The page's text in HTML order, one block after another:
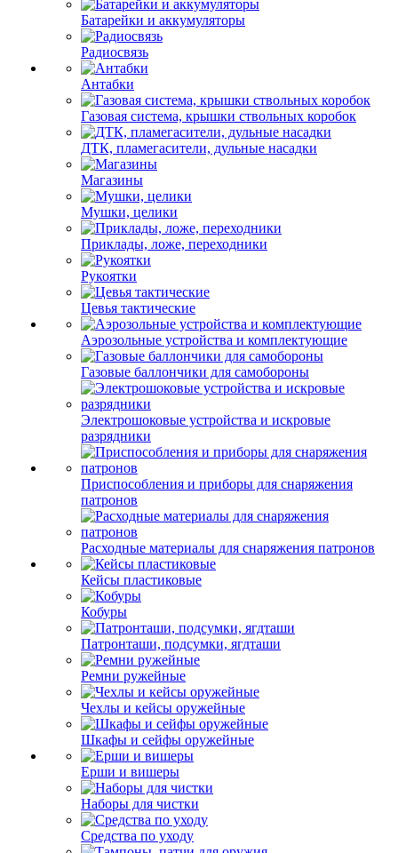
Батарейки и аккумуляторы
Радиосвязь
Антабки
Газовая система, крышки ствольных коробок
ДТК, пламегасители, дульные насадки
Магазины
Мушки, целики
Приклады, ложе, переходники
Рукоятки
Цевья тактические
Аэрозольные устройства и комплектующие
Газовые баллончики для самобороны
Электрошоковые устройства и искровые
разрядники
Приспособления и приборы для снаряжения
патронов
Расходные материалы для снаряжения патронов
Кейсы пластиковые
Кобуры
Патронташи, подсумки, ягдташи
Ремни ружейные
Чехлы и кейсы оружейные
Шкафы и сейфы оружейные
Ерши и вишеры
Наборы для чистки
Средства по уходу